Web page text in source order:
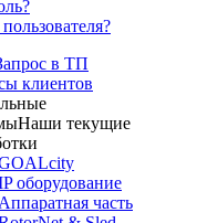
в ТП
клиентов
Наши текущие
оборудование
часть